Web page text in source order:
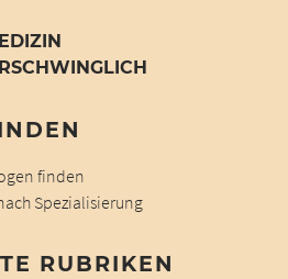
finden
Spezialisierung
RUBRIKEN